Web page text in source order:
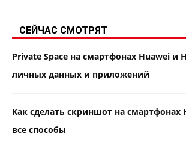
СЕЙЧАС СМОТРЯТ
Private Space на смартфонах Huawei и
личных данных и приложений
Как сделать скриншот на смартфонах
все способы